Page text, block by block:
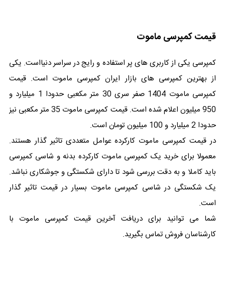
قیمت کمپرسی ماموت
کمپرسی یکی از کاربری های پر استفاده و رایج در سراسر دنیااست. یکی
از بهترین کمپرسی های بازار ایران کمپرسی ماموت است. قیمت
کمپرسی ماموت 1404 صفر سری 30 متر مکعبی حدودا 1 میلیارد و
950 میلیون اعلام شده است. قیمت کمپرسی ماموت 35 متر مکعبی نیز
حدودا 2 میلیارد و 100 میلیون تومان است.
در قیمت کمپرسی ماموت کارکرده عوامل متعددی تاثیر گذار هستند.
معمولا برای خرید یک کمپرسی ماموت کارکرده بدنه و شاسی کمپرسی
باید کاملا و به دقت بررسی شود تا دارای شکستگی و جوشکاری نباشد.
یک شکستگی در شاسی کمپرسی ماموت بسیار در قیمت تاثیر گذار
است.
شما می توانید برای دریافت آخرین قیمت کمپرسی ماموت با
کارشناسان فروش تماس بگیرید.